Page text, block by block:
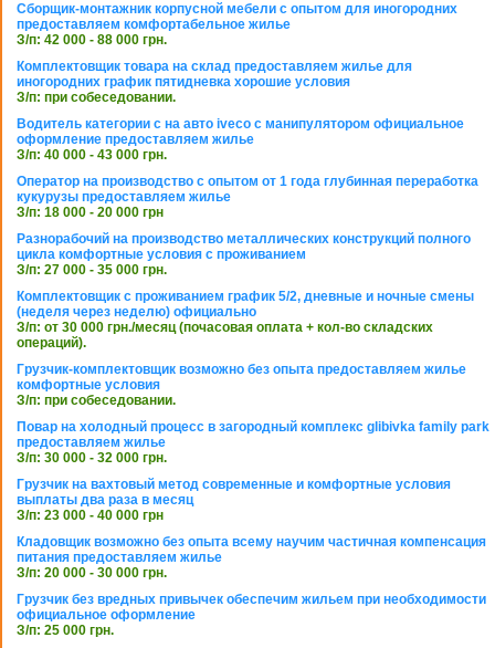
Сборщик-монтажник корпусной мебели с опытом для иногородних
предоставляем комфортабельное жилье
З/п: 42 000 - 88 000 грн.
Комплектовщик товара на склад предоставляем жилье для
иногородних график пятидневка хорошие условия
З/п: при собеседовании.
Водитель категории с на авто iveco с манипулятором официальное
оформление предоставляем жилье
З/п: 40 000 - 43 000 грн.
Оператор на производство с опытом от 1 года глубинная переработка
кукурузы предоставляем жилье
З/п: 18 000 - 20 000 грн
Разнорабочий на производство металлических конструкций полного
цикла комфортные условия с проживанием
З/п: 27 000 - 35 000 грн.
Комплектовщик с проживанием график 5/2, дневные и ночные смены
(неделя через неделю) официально
З/п: от 30 000 грн./месяц (почасовая оплата + кол-во складских
операций).
Грузчик-комплектовщик возможно без опыта предоставляем жилье
комфортные условия
З/п: при собеседовании.
Повар на холодный процесс в загородный комплекс glibivka family park
предоставляем жилье
З/п: 30 000 - 32 000 грн.
Грузчик на вахтовый метод современные и комфортные условия
выплаты два раза в месяц
З/п: 23 000 - 40 000 грн
Кладовщик возможно без опыта всему научим частичная компенсация
питания предоставляем жилье
З/п: 20 000 - 30 000 грн.
Грузчик без вредных привычек обеспечим жильем при необходимости
официальное оформление
З/п: 25 000 грн.